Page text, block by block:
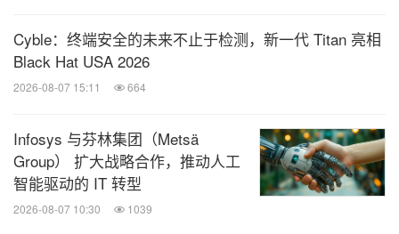
息、企业并购消息。扫描二维码，立即订
阅！
关键词： 电脑/电子 人工智能
Cyble：终端安全的未来不止于检测，新一代 Titan 亮相
Black Hat USA 2026
2026-08-07 15:11 664
Infosys 与芬林集团（Metsä
Group） 扩大战略合作，推动人工
智能驱动的 IT 转型
2026-08-07 10:30 1039